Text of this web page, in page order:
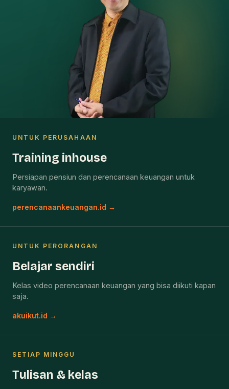
UNTUK PERUSAHAAN
Training inhouse
Persiapan pensiun dan perencanaan keuangan untuk
karyawan.
perencanaankeuangan.id →
UNTUK PERORANGAN
Belajar sendiri
Kelas video perencanaan keuangan yang bisa diikuti kapan
saja.
akuikut.id →
SETIAP MINGGU
Tulisan & kelas